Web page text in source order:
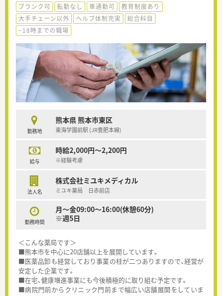
ブランク可
転勤なし 車通勤可
教育制度あり
大手チェーン以外
ヘルプ体制充実
総合科目
~18時までの職場
勤務地
熊本県 熊本市東区
東海学園前駅 (JR豊肥本線)
給与
時給2,000円～2,200円
※経験考慮
法人名
株式会社ミユキメディカル
ミユキ薬局 日赤前店
勤務時間
月～金09:00～16:00(休憩60分)
※週5日
＜こんな薬局です＞
■熊本市を中心に20店舗以上を展開しています。
■医薬品卸も経営しており事業の柱が二つありますので、経営が
安定した企業です。
■在宅、健康増進事業にも今後積極的に取り組む予定です。
■病院門前からクリニック門前まで幅広い店舗展開をしていま